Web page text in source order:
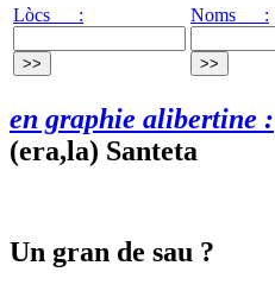
Lòcs :
Noms :
en graphie alibertine :
(era,la) Santeta
Un gran de sau ?